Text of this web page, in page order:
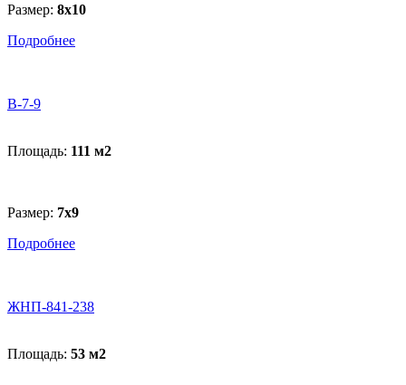
Размер: 8х10
Подробнее
B-7-9
Площадь: 111 м2
Размер: 7х9
Подробнее
ЖНП-841-238
Площадь: 53 м2